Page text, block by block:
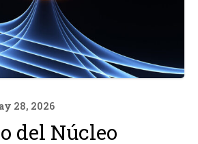
28, 2026
del Núcleo